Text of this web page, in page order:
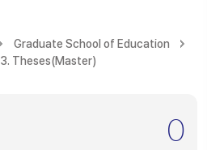
Graduate School of Education
3. Theses(Master)
0